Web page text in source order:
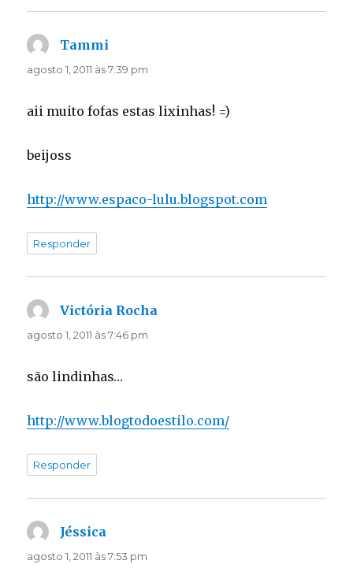
Tammi
agosto 1, 2011 às 7:39 pm
aii muito fofas estas lixinhas! =)
beijoss
http://www.espaco-lulu.blogspot.com
Responder
Victória Rocha
agosto 1, 2011 às 7:46 pm
são lindinhas…
http://www.blogtodoestilo.com/
Responder
Jéssica
agosto 1, 2011 às 7:53 pm